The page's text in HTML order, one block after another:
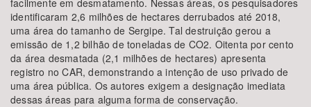
identificaram 2,6 milhões de hectares derrubados até 2018,
uma área do tamanho de Sergipe. Tal destruição gerou a
emissão de 1,2 bilhão de toneladas de CO2. Oitenta por cento
da área desmatada (2,1 milhões de hectares) apresenta
registro no CAR, demonstrando a intenção de uso privado de
uma área pública. Os autores exigem a designação imediata
dessas áreas para alguma forma de conservação.